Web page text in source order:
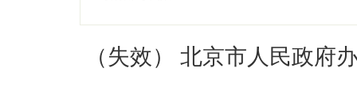
政务公开
（失效） 北京市人民政府